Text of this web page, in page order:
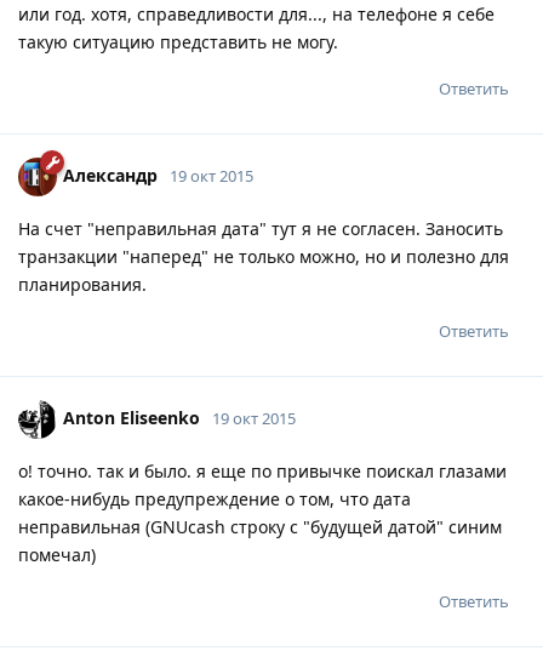
или год. хотя, справедливости для..., на телефоне я себе
такую ситуацию представить не могу.
Ответить
Александр 19 окт 2015
На счет "неправильная дата" тут я не согласен. Заносить
транзакции "наперед" не только можно, но и полезно для
планирования.
Ответить
Anton Eliseenko 19 окт 2015
о! точно. так и было. я еще по привычке поискал глазами
какое-нибудь предупреждение о том, что дата
неправильная (GNUcash строку с "будущей датой" синим
помечал)
Ответить